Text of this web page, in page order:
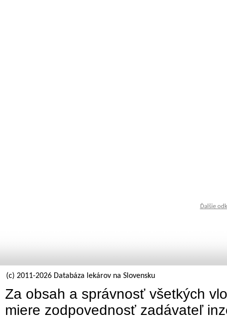
Ďalšie
(c) 2011-2026 Databáza lekárov na Slovensku
Za obsah a správnosť všetkých
miere zodpovednosť zadávateľ